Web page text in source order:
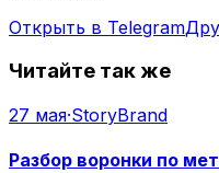
Открыть в Telegram
Читайте так же
27 мая·StoryBrand
Разбор воронки по